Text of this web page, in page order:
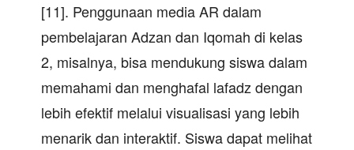
[11]. Penggunaan media AR dalam
pembelajaran Adzan dan Iqomah di kelas
2, misalnya, bisa mendukung siswa dalam
memahami dan menghafal lafadz dengan
lebih efektif melalui visualisasi yang lebih
menarik dan interaktif. Siswa dapat melihat